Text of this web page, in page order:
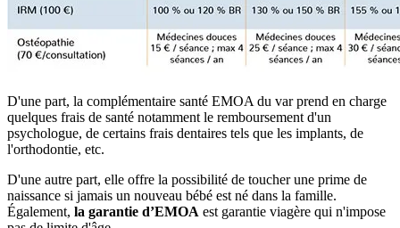
D'une part, la complémentaire santé EMOA du var prend en charge
quelques frais de santé notamment le remboursement d'un
psychologue, de certains frais dentaires tels que les implants, de
l'orthodontie, etc.
D'une autre part, elle offre la possibilité de toucher une prime de
naissance si jamais un nouveau bébé est né dans la famille.
Également, la garantie d’EMOA est garantie viagère qui n'impose